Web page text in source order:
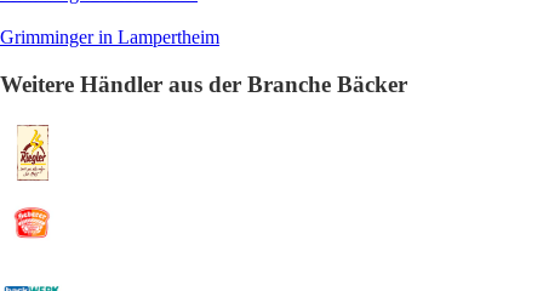
Grimminger in Lampertheim
Weitere Händler aus der Branche Bäcker